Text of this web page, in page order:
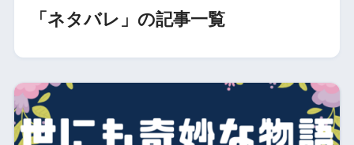
「ネタバレ」の記事一覧